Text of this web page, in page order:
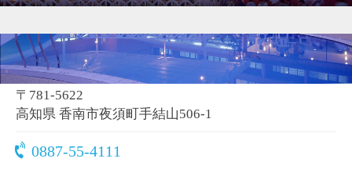
景色や自然が美しい
〒781-5622
高知県 香南市夜須町手結山506-1
0887-55-4111